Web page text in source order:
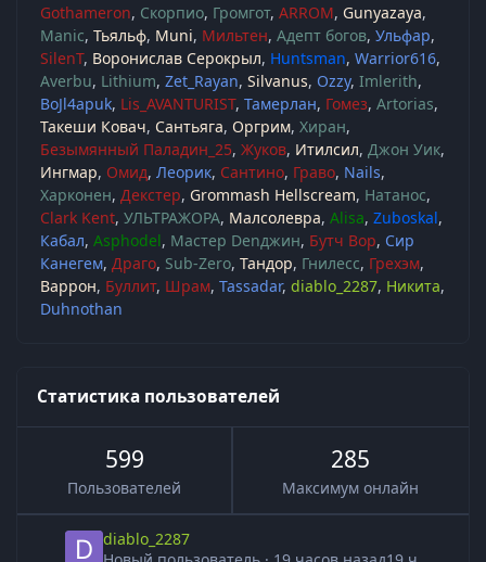
Gothameron Скорпио Громгот ARROM Gunyazaya
Manic Тьяльф Muni Мильтен Адепт богов Ульфар
SilenT Воронислав Серокрыл Huntsman Warrior616
Averbu Lithium Zet_Rayan Silvanus Ozzy Imlerith
BoJl4apuk Lis_AVANTURIST Тамерлан Гомез Artorias
Такеши Ковач Сантьяга Оргрим Хиран
Безымянный Паладин_25 Жуков Итилсил Джон Уик
Ингмар Омид Леорик Сантино Граво Nails
Харконен Декстер Grommash Hellscream Натанос
Clark Kent УЛЬТРАЖОРА Малсолевра Alisa Zuboskal
Кабал Asphodel Мастер Denджин Бутч Вор Сир
Канегем Драго Sub-Zero Тандор Гнилесс Грехэм
Варрон Буллит Шрам Tassadar diablo_2287 Никита
Duhnothan
Статистика пользователей
599
Пользователей
285
Максимум онлайн
diablo_2287